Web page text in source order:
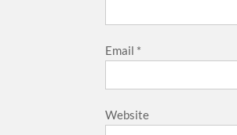
Email *
Website